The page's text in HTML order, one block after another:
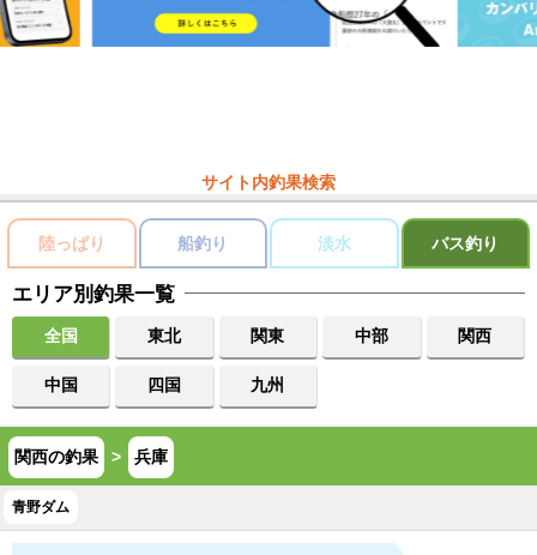
サイト内釣果検索
陸っぱり 船釣り 淡水 バス釣り
エリア別釣果一覧
全国 東北 関東 中部 関西
中国 四国 九州
関西の釣果 > 兵庫
青野ダム